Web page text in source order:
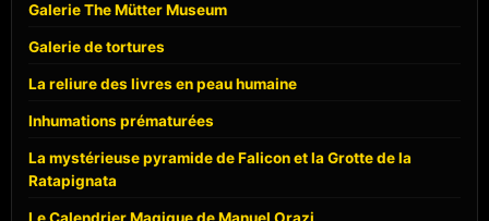
Galerie The Mütter Museum
Galerie de tortures
La reliure des livres en peau humaine
Inhumations prématurées
La mystérieuse pyramide de Falicon et la Grotte de la
Ratapignata